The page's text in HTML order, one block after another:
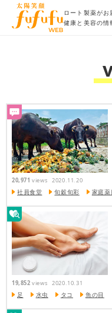
ロート製薬がお
健康と美容の情
20,971 views 2020.11.20
社員食堂 旬穀旬彩 家庭薬
19,852 views 2020.10.31
足 水虫 タコ 魚の目